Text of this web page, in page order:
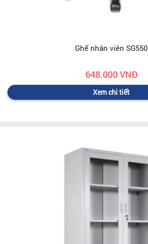
Ghế nhân viên SG550
648.000 VNĐ
Xem chi tiết